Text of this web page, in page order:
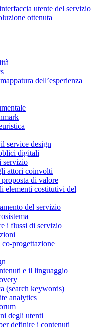
utente del servizio
ottenuta
dell’esperienza
service design
digitali
servizio
attori coinvolti
di valore
elementi costitutivi del
del servizio
i flussi di servizio
progettazione
e il linguaggio
(search keywords)
analytics
degli utenti
definire i contenuti